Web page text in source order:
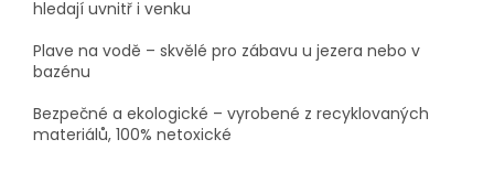
hledají uvnitř i venku
Plave na vodě – skvělé pro zábavu u jezera nebo v
bazénu
Bezpečné a ekologické – vyrobené z recyklovaných
materiálů, 100% netoxické